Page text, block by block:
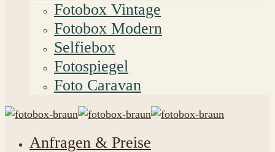
Fotobox Vintage
Fotobox Modern
Selfiebox
Fotospiegel
Foto Caravan
Anfragen & Preise